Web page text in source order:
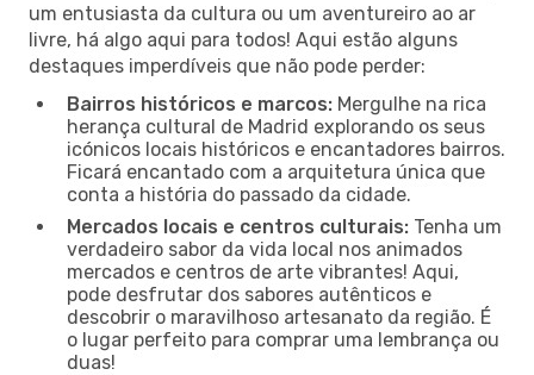
um entusiasta da cultura ou um aventureiro ao ar
livre, há algo aqui para todos! Aqui estão alguns
destaques imperdíveis que não pode perder:
Bairros históricos e marcos: Mergulhe na rica
herança cultural de Madrid explorando os seus
icónicos locais históricos e encantadores bairros.
Ficará encantado com a arquitetura única que
conta a história do passado da cidade.
Mercados locais e centros culturais: Tenha um
verdadeiro sabor da vida local nos animados
mercados e centros de arte vibrantes! Aqui,
pode desfrutar dos sabores autênticos e
descobrir o maravilhoso artesanato da região. É
o lugar perfeito para comprar uma lembrança ou
duas!